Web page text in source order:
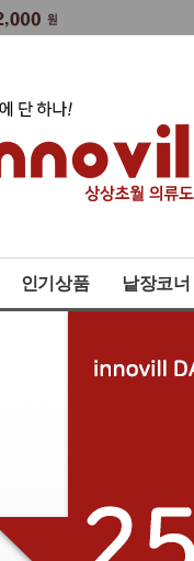
인기상품 낱장코너